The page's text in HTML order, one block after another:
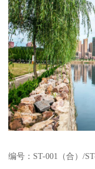
编号：ST-001（合）/